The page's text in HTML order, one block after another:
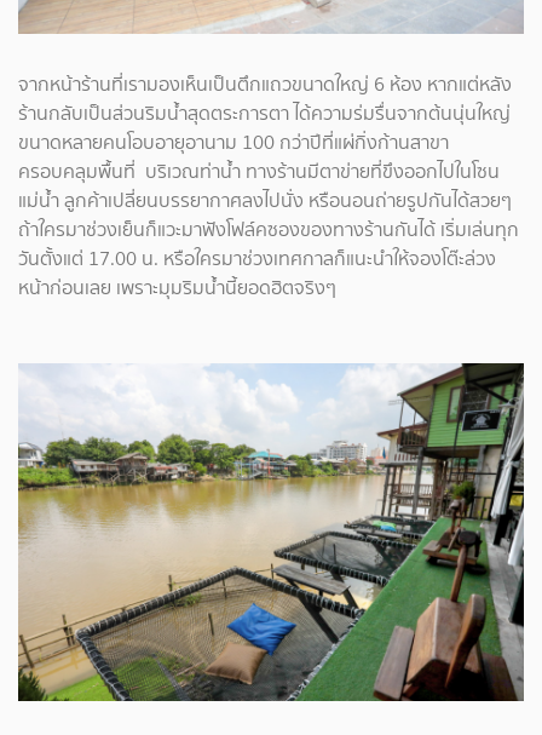
จากหน้าร้านที่เรามองเห็นเป็นตึกแถวขนาดใหญ่ 6 ห้อง หากแต่หลัง
ร้านกลับเป็นส่วนริมน้ำสุดตระการตา ได้ความร่มรื่นจากต้นนุ่นใหญ่
ขนาดหลายคนโอบอายุอานาม 100 กว่าปีที่แผ่กิ่งก้านสาขา
ครอบคลุมพื้นที่ บริเวณท่าน้ำ ทางร้านมีตาข่ายที่ขึงออกไปในโซน
แม่น้ำ ลูกค้าเปลี่ยนบรรยากาศลงไปนั่ง หรือนอนถ่ายรูปกันได้สวยๆ
ถ้าใครมาช่วงเย็นก็แวะมาฟังโฟล์คซองของทางร้านกันได้ เริ่มเล่นทุก
วันตั้งแต่ 17.00 น. หรือใครมาช่วงเทศกาลก็แนะนำให้จองโต๊ะล่วง
หน้าก่อนเลย เพราะมุมริมน้ำนี้ยอดฮิตจริงๆ